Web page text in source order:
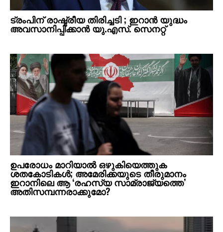
ട്രംപിന് രാഷ്ട്രീയ തിരിച്ചടി ; ഇറാൻ യുദ്ധം
അവസാനിപ്പിക്കാൻ യു.എസ്. സെനറ്റ്
ഉപരോധം മാറിയാൽ ഒഴുകിയെത്തുക
ശതകോടികൾ; അമേരിക്കയുടെ തീരുമാനം
ഇറാനിലെ ആ ‘രഹസ്യ സാമ്രാജ്യത്തെ’
അതിസമ്പന്നരാക്കുമോ?